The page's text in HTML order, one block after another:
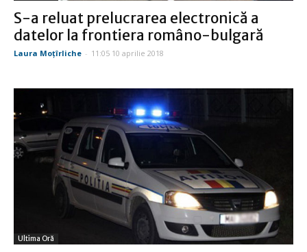
S-a reluat prelucrarea electronică a
datelor la frontiera româno-bulgară
Laura Moţîrliche - 11:05 10 aprilie 2018
Ultima Oră